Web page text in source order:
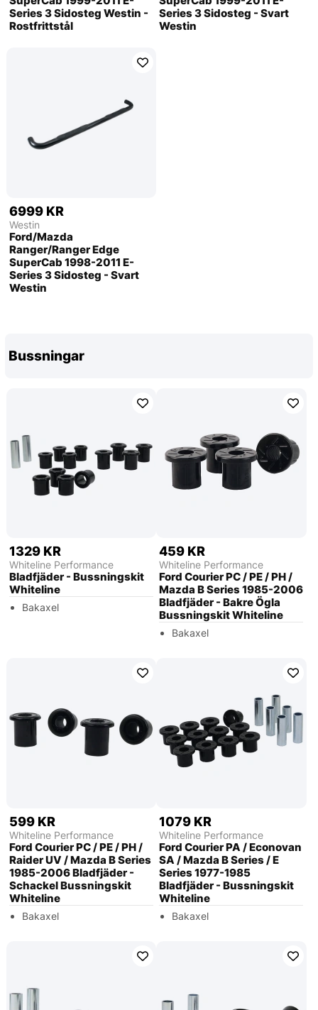
Series 3 Sidosteg Westin -
Rostfrittstål
Series 3 Sidosteg - Svart
Westin
6999 KR
Westin
Ford/Mazda
Ranger/Ranger Edge
SuperCab 1998-2011 E-
Series 3 Sidosteg - Svart
Westin
Bussningar
1329 KR
Whiteline Performance
Bladfjäder - Bussningskit
Whiteline
Bakaxel
459 KR
Whiteline Performance
Ford Courier PC / PE / PH /
Mazda B Series 1985-2006
Bladfjäder - Bakre Ögla
Bussningskit Whiteline
Bakaxel
599 KR
Whiteline Performance
Ford Courier PC / PE / PH /
Raider UV / Mazda B Series
1985-2006 Bladfjäder -
Schackel Bussningskit
Whiteline
Bakaxel
1079 KR
Whiteline Performance
Ford Courier PA / Econovan
SA / Mazda B Series / E
Series 1977-1985
Bladfjäder - Bussningskit
Whiteline
Bakaxel